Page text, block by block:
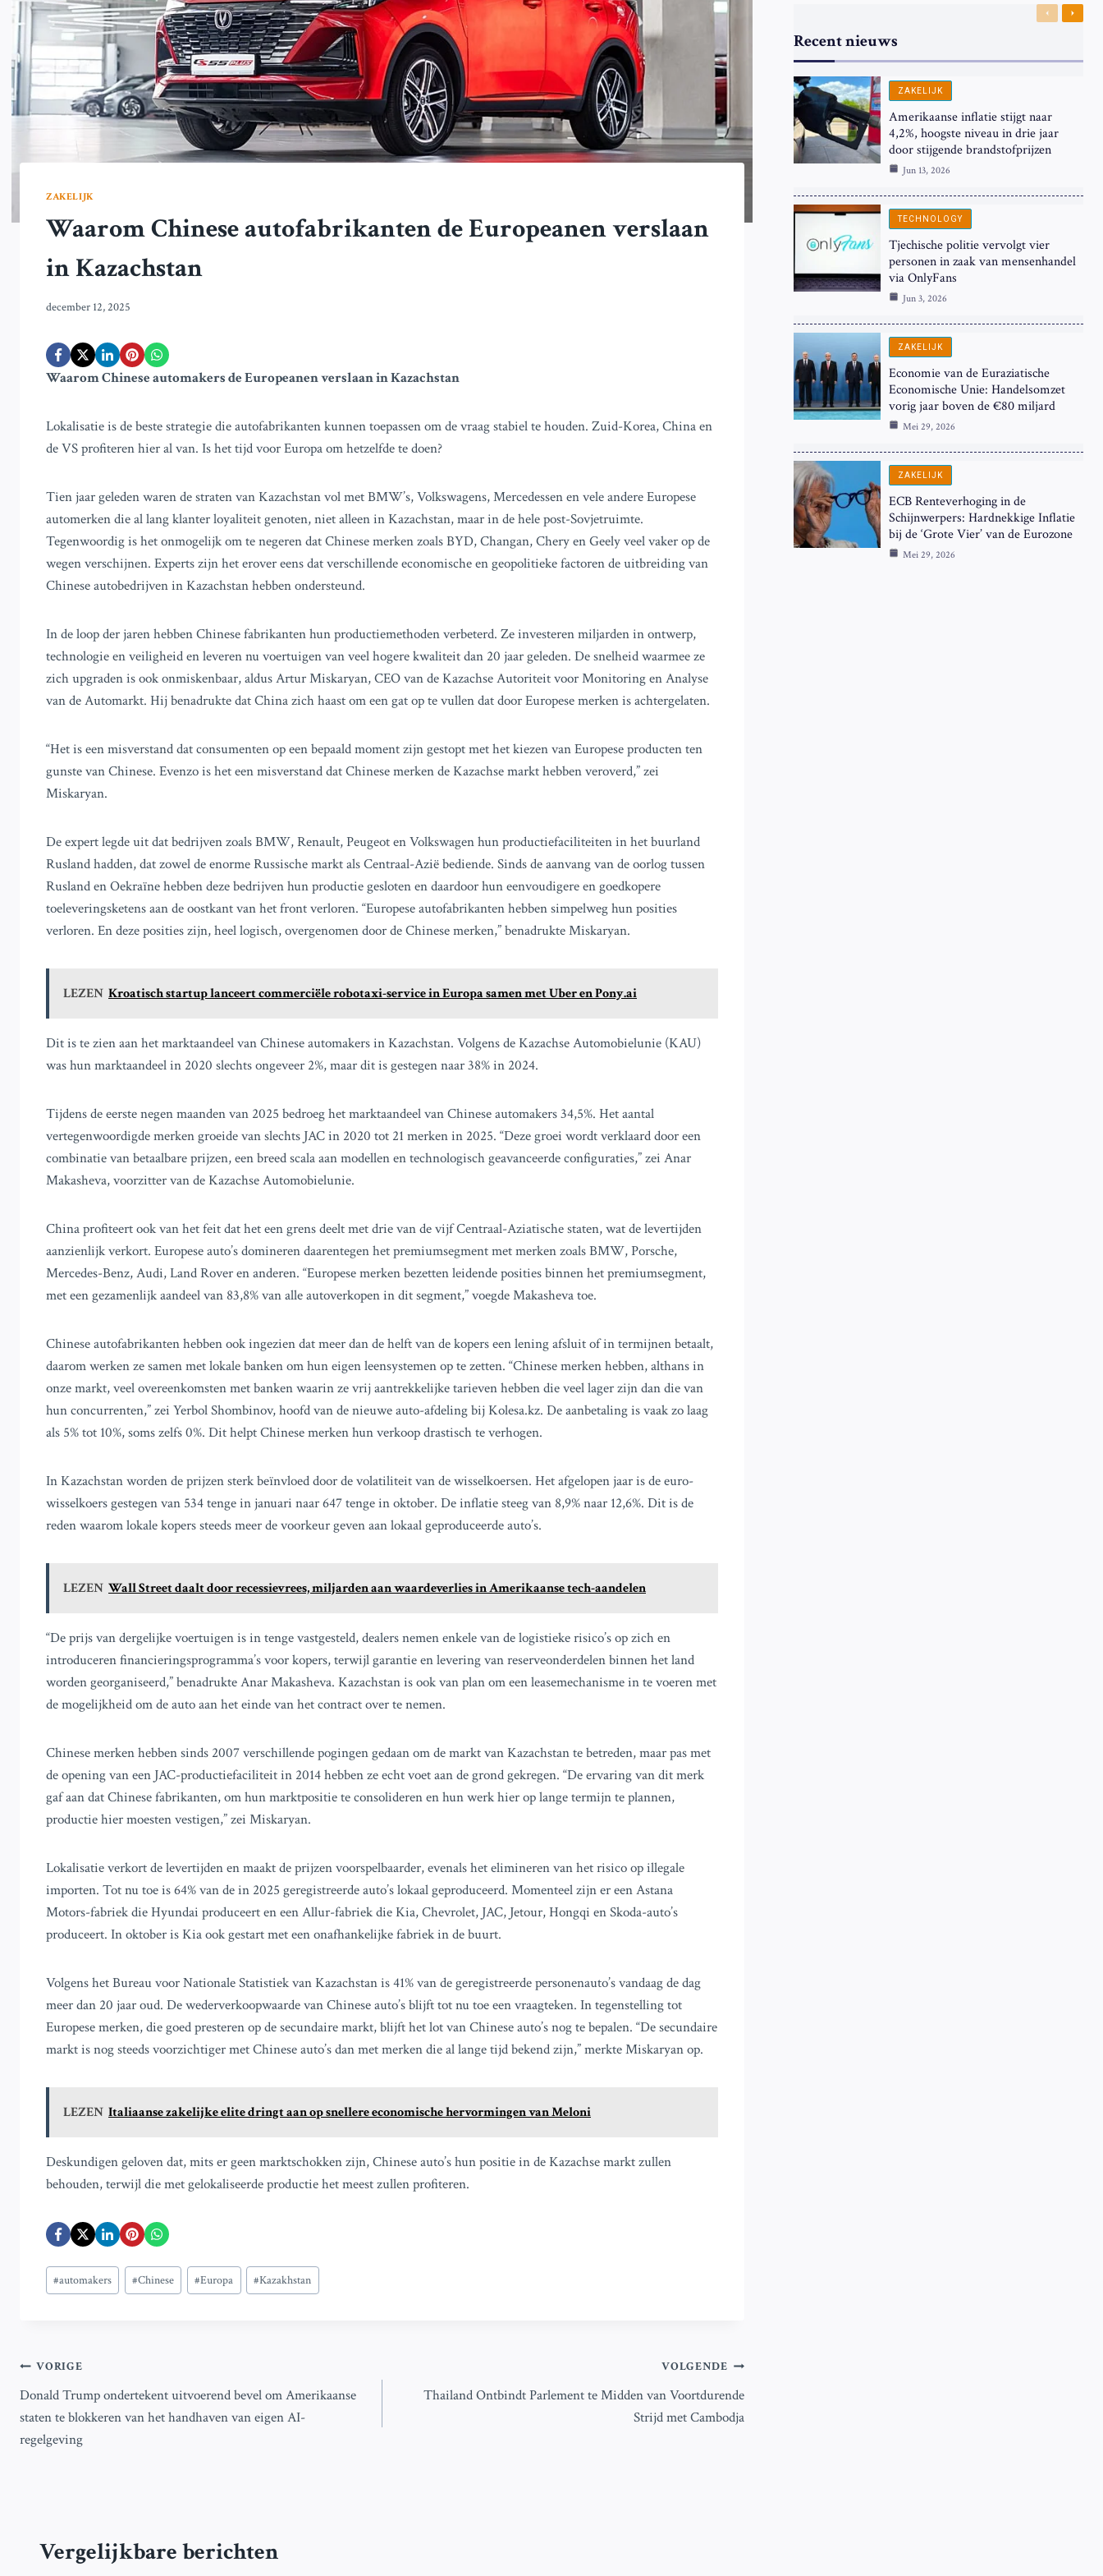
ZAKELIJK
Waarom Chinese autofabrikanten de Europeanen verslaan
in Kazachstan
december 12, 2025
Waarom Chinese automakers de Europeanen verslaan in Kazachstan
Lokalisatie is de beste strategie die autofabrikanten kunnen toepassen om de vraag stabiel te houden. Zuid-Korea, China en
de VS profiteren hier al van. Is het tijd voor Europa om hetzelfde te doen?
Tien jaar geleden waren de straten van Kazachstan vol met BMW’s, Volkswagens, Mercedessen en vele andere Europese
automerken die al lang klanter loyaliteit genoten, niet alleen in Kazachstan, maar in de hele post-Sovjetruimte.
Tegenwoordig is het onmogelijk om te negeren dat Chinese merken zoals BYD, Changan, Chery en Geely veel vaker op de
wegen verschijnen. Experts zijn het erover eens dat verschillende economische en geopolitieke factoren de uitbreiding van
Chinese autobedrijven in Kazachstan hebben ondersteund.
In de loop der jaren hebben Chinese fabrikanten hun productiemethoden verbeterd. Ze investeren miljarden in ontwerp,
technologie en veiligheid en leveren nu voertuigen van veel hogere kwaliteit dan 20 jaar geleden. De snelheid waarmee ze
zich upgraden is ook onmiskenbaar, aldus Artur Miskaryan, CEO van de Kazachse Autoriteit voor Monitoring en Analyse
van de Automarkt. Hij benadrukte dat China zich haast om een gat op te vullen dat door Europese merken is achtergelaten.
“Het is een misverstand dat consumenten op een bepaald moment zijn gestopt met het kiezen van Europese producten ten
gunste van Chinese. Evenzo is het een misverstand dat Chinese merken de Kazachse markt hebben veroverd,” zei
Miskaryan.
De expert legde uit dat bedrijven zoals BMW, Renault, Peugeot en Volkswagen hun productiefaciliteiten in het buurland
Rusland hadden, dat zowel de enorme Russische markt als Centraal-Azië bediende. Sinds de aanvang van de oorlog tussen
Rusland en Oekraïne hebben deze bedrijven hun productie gesloten en daardoor hun eenvoudigere en goedkopere
toeleveringsketens aan de oostkant van het front verloren. “Europese autofabrikanten hebben simpelweg hun posities
verloren. En deze posities zijn, heel logisch, overgenomen door de Chinese merken,” benadrukte Miskaryan.
LEZEN Kroatisch startup lanceert commerciële robotaxi-service in Europa samen met Uber en Pony.ai
Dit is te zien aan het marktaandeel van Chinese automakers in Kazachstan. Volgens de Kazachse Automobielunie (KAU)
was hun marktaandeel in 2020 slechts ongeveer 2%, maar dit is gestegen naar 38% in 2024.
Tijdens de eerste negen maanden van 2025 bedroeg het marktaandeel van Chinese automakers 34,5%. Het aantal
vertegenwoordigde merken groeide van slechts JAC in 2020 tot 21 merken in 2025. “Deze groei wordt verklaard door een
combinatie van betaalbare prijzen, een breed scala aan modellen en technologisch geavanceerde configuraties,” zei Anar
Makasheva, voorzitter van de Kazachse Automobielunie.
China profiteert ook van het feit dat het een grens deelt met drie van de vijf Centraal-Aziatische staten, wat de levertijden
aanzienlijk verkort. Europese auto’s domineren daarentegen het premiumsegment met merken zoals BMW, Porsche,
Mercedes-Benz, Audi, Land Rover en anderen. “Europese merken bezetten leidende posities binnen het premiumsegment,
met een gezamenlijk aandeel van 83,8% van alle autoverkopen in dit segment,” voegde Makasheva toe.
Chinese autofabrikanten hebben ook ingezien dat meer dan de helft van de kopers een lening afsluit of in termijnen betaalt,
daarom werken ze samen met lokale banken om hun eigen leensystemen op te zetten. “Chinese merken hebben, althans in
onze markt, veel overeenkomsten met banken waarin ze vrij aantrekkelijke tarieven hebben die veel lager zijn dan die van
hun concurrenten,” zei Yerbol Shombinov, hoofd van de nieuwe auto-afdeling bij Kolesa.kz. De aanbetaling is vaak zo laag
als 5% tot 10%, soms zelfs 0%. Dit helpt Chinese merken hun verkoop drastisch te verhogen.
In Kazachstan worden de prijzen sterk beïnvloed door de volatiliteit van de wisselkoersen. Het afgelopen jaar is de euro-
wisselkoers gestegen van 534 tenge in januari naar 647 tenge in oktober. De inflatie steeg van 8,9% naar 12,6%. Dit is de
reden waarom lokale kopers steeds meer de voorkeur geven aan lokaal geproduceerde auto’s.
LEZEN Wall Street daalt door recessievrees, miljarden aan waardeverlies in Amerikaanse tech-aandelen
“De prijs van dergelijke voertuigen is in tenge vastgesteld, dealers nemen enkele van de logistieke risico’s op zich en
introduceren financieringsprogramma’s voor kopers, terwijl garantie en levering van reserveonderdelen binnen het land
worden georganiseerd,” benadrukte Anar Makasheva. Kazachstan is ook van plan om een leasemechanisme in te voeren met
de mogelijkheid om de auto aan het einde van het contract over te nemen.
Chinese merken hebben sinds 2007 verschillende pogingen gedaan om de markt van Kazachstan te betreden, maar pas met
de opening van een JAC-productiefaciliteit in 2014 hebben ze echt voet aan de grond gekregen. “De ervaring van dit merk
gaf aan dat Chinese fabrikanten, om hun marktpositie te consolideren en hun werk hier op lange termijn te plannen,
productie hier moesten vestigen,” zei Miskaryan.
Lokalisatie verkort de levertijden en maakt de prijzen voorspelbaarder, evenals het elimineren van het risico op illegale
importen. Tot nu toe is 64% van de in 2025 geregistreerde auto’s lokaal geproduceerd. Momenteel zijn er een Astana
Motors-fabriek die Hyundai produceert en een Allur-fabriek die Kia, Chevrolet, JAC, Jetour, Hongqi en Skoda-auto’s
produceert. In oktober is Kia ook gestart met een onafhankelijke fabriek in de buurt.
Volgens het Bureau voor Nationale Statistiek van Kazachstan is 41% van de geregistreerde personenauto’s vandaag de dag
meer dan 20 jaar oud. De wederverkoopwaarde van Chinese auto’s blijft tot nu toe een vraagteken. In tegenstelling tot
Europese merken, die goed presteren op de secundaire markt, blijft het lot van Chinese auto’s nog te bepalen. “De secundaire
markt is nog steeds voorzichtiger met Chinese auto’s dan met merken die al lange tijd bekend zijn,” merkte Miskaryan op.
LEZEN Italiaanse zakelijke elite dringt aan op snellere economische hervormingen van Meloni
Deskundigen geloven dat, mits er geen marktschokken zijn, Chinese auto’s hun positie in de Kazachse markt zullen
behouden, terwijl die met gelokaliseerde productie het meest zullen profiteren.
Bericht
tags:
#automakers #Chinese #Europa #Kazakhstan
Bericht
navigatie
VORIGE
Donald Trump ondertekent uitvoerend bevel om Amerikaanse
staten te blokkeren van het handhaven van eigen AI-
regelgeving
VOLGENDE
Thailand Ontbindt Parlement te Midden van Voortdurende
Strijd met Cambodja
Vergelijkbare berichten
Recent nieuws
Previous
Next
ZAKELIJK
Amerikaanse inflatie stijgt naar
4,2%, hoogste niveau in drie jaar
door stijgende brandstofprijzen
Jun 13, 2026
TECHNOLOGY
Tjechische politie vervolgt vier
personen in zaak van mensenhandel
via OnlyFans
Jun 3, 2026
ZAKELIJK
Economie van de Euraziatische
Economische Unie: Handelsomzet
vorig jaar boven de €80 miljard
Mei 29, 2026
ZAKELIJK
ECB Renteverhoging in de
Schijnwerpers: Hardnekkige Inflatie
bij de ‘Grote Vier’ van de Eurozone
Mei 29, 2026